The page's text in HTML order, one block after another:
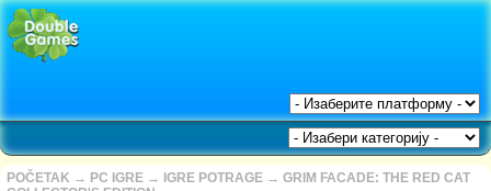
POČETAK → PC IGRE → IGRE POTRAGE → GRIM FACADE: THE RED CAT